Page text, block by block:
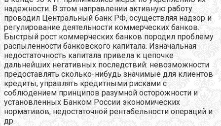
надежности. В этом направлении активную работу
проводил Центральный банк РФ, осуществляя надзор и
регулирование деятельности коммерческих банков.
Быстрый рост коммерческих банков породил проблему
распыленности банковского капитала. Изначальная
недостаточность капитала привела к цепочке
дальнейших негативных последствий: невозможности
предоставлять сколько-нибудь значимые для клиентов
кредиты, управлять кредитными рисками с
соблюдением принципов разумной осторожности и
установленных Банком России экономических
нормативов, недостаточной рентабельности операций и
др.